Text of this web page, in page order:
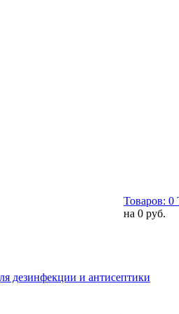
Товаров: 0
на 0 руб.
дезинфекции и антисептики